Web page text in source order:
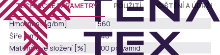
TECHNICKÉ PARAMETRY POUŽITÍ
ČIŠTĚNÍ A ÚDRŽBA
Hmotnost [g/bm]
560
Šíře [cm]
140
Materiálové složení [%]
100 polyamid